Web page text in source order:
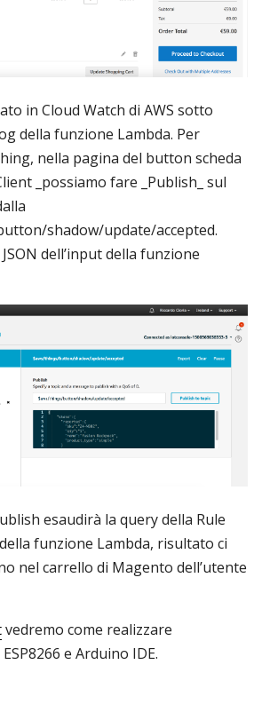
in Cloud Watch di AWS sotto
della funzione Lambda. Per
nella pagina del button scheda
_possiamo fare _Publish_ sul
shadow/update/accepted.
dell’input della funzione
esaudirà la query della Rule
funzione Lambda, risultato ci
nel carrello di Magento dell’utente
vedremo come realizzare
e Arduino IDE.